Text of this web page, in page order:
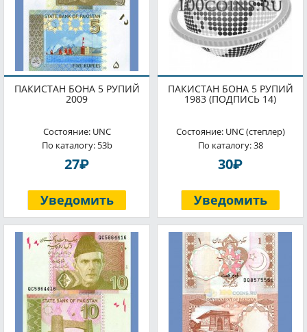
ПАКИСТАН БОНА 5 РУПИЙ
2009
Состояние: UNC
По каталогу: 53b
27P
Уведомить
ПАКИСТАН БОНА 5 РУПИЙ
1983 (ПОДПИСЬ 14)
Состояние: UNC (степлер)
По каталогу: 38
30P
Уведомить